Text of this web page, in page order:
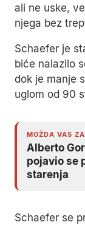
ali ne uske,
njega bez
Schaefer je
biće nalazilo
dok je manje
uglom od 90
MOŽDA VAS
Alberto
pojavio se
starenja
Schaefer se